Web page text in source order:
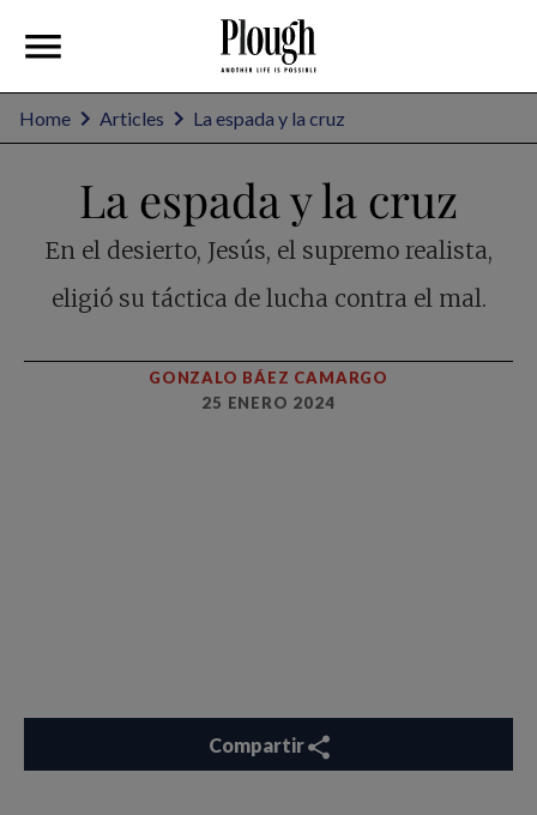
Home Articles La espada y la cruz
La espada y la cruz
En el desierto, Jesús, el supremo realista,
eligió su táctica de lucha contra el mal.
GONZALO BÁEZ CAMARGO
25 ENERO 2024
Compartir